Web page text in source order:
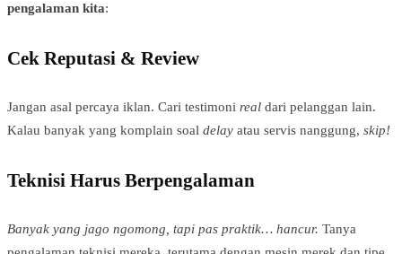
pengalaman kita:
Cek Reputasi & Review
Jangan asal percaya iklan. Cari testimoni real dari pelanggan lain.
Kalau banyak yang komplain soal delay atau servis nanggung, skip!
Teknisi Harus Berpengalaman
Banyak yang jago ngomong, tapi pas praktik… hancur. Tanya